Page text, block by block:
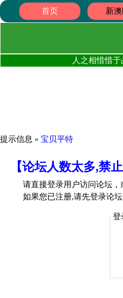
首页 新
人之相惜惜
提示信息 » 宝贝平特
【论坛人数太多,禁
请直接登录用户访问论坛，
如果您已注册,请先登录论
登